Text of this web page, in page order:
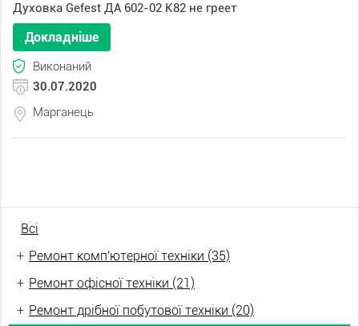
Духовка Gefest ДА 602-02 К82 не греет
Докладніше
Виконаний
30.07.2020
Марганець
Всі
+ Ремонт комп'ютерної техніки (35)
+ Ремонт офісної техніки (21)
+ Ремонт дрібної побутової техніки (20)